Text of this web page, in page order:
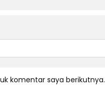
komentar saya berikutnya.